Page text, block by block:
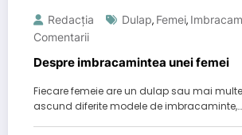
Redacția Dulap, Femei,
Comentarii
Despre imbracamintea unei femei
Fiecare femeie are un dulap sau mai
ascund diferite modele de imbracaminte,…